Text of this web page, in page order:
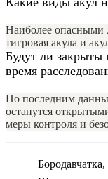
Наиболее опасными
тигровая акула и
Будут ли
время
По последним
останутся
меры контроля и